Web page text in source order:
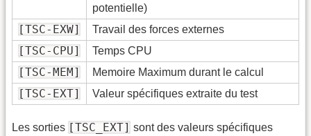
potentielle)
[TSC-EXW] Travail des forces externes
[TSC-CPU] Temps CPU
[TSC-MEM] Memoire Maximum durant le calcul
[TSC-EXT] Valeur spécifiques extraite du test
Les sorties [TSC_EXT] sont des valeurs spécifiques